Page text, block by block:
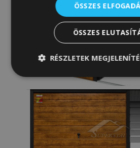
ÖSSZES
ÖSSZES
RÉSZLETEK
Elengedhetetlenül
Célzás